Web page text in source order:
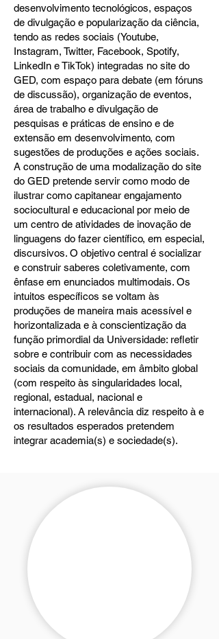
desenvolvimento tecnológicos, espaços
de divulgação e popularização da ciência,
tendo as redes sociais (Youtube,
Instagram, Twitter, Facebook, Spotify,
LinkedIn e TikTok) integradas no site do
GED, com espaço para debate (em fóruns
de discussão), organização de eventos,
área de trabalho e divulgação de
pesquisas e práticas de ensino e de
extensão em desenvolvimento, com
sugestões de produções e ações sociais.
A construção de uma modalização do site
do GED pretende servir como modo de
ilustrar como capitanear engajamento
sociocultural e educacional por meio de
um centro de atividades de inovação de
linguagens do fazer científico, em especial,
discursivos. O objetivo central é socializar
e construir saberes coletivamente, com
ênfase em enunciados multimodais. Os
intuitos específicos se voltam às
produções de maneira mais acessível e
horizontalizada e à conscientização da
função primordial da Universidade: refletir
sobre e contribuir com as necessidades
sociais da comunidade, em âmbito global
(com respeito às singularidades local,
regional, estadual, nacional e
internacional). A relevância diz respeito à e
os resultados esperados pretendem
integrar academia(s) e sociedade(s).